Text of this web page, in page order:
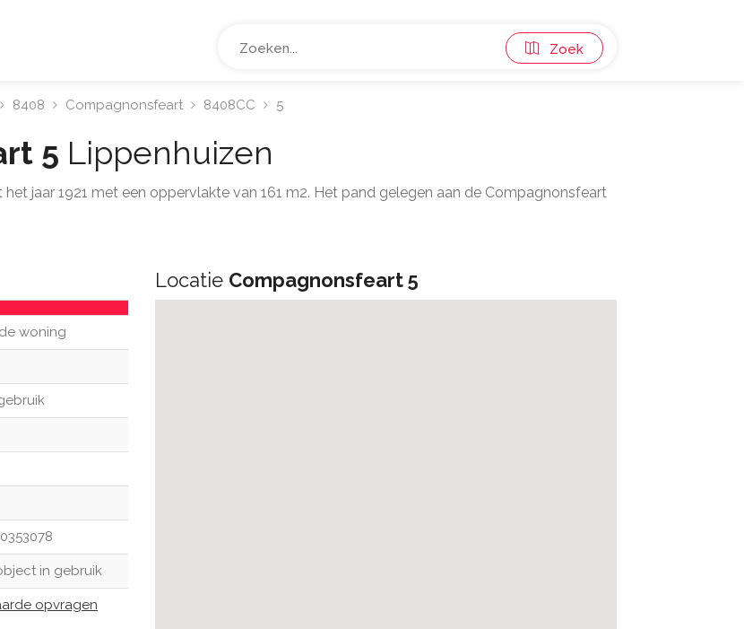
Zoek
8408 Compagnonsfeart 8408CC 5
5 Lippenhuizen
het jaar 1921 met een oppervlakte van 161 m2. Het pand gelegen aan de Compagnonsfeart
woning
in gebruik
opvragen
Locatie Compagnonsfeart 5